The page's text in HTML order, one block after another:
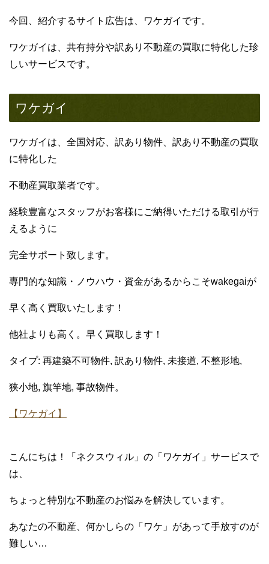
今回、紹介するサイト広告は、ワケガイです。
ワケガイは、共有持分や訳あり不動産の買取に特化した珍
しいサービスです。
ワケガイ
ワケガイは、全国対応、訳あり物件、訳あり不動産の買取
に特化した
不動産買取業者です。
経験豊富なスタッフがお客様にご納得いただける取引が行
えるように
完全サポート致します。
専門的な知識・ノウハウ・資金があるからこそwakegaiが
早く高く買取いたします！
他社よりも高く。早く買取します！
タイプ: 再建築不可物件, 訳あり物件, 未接道, 不整形地,
狭小地, 旗竿地, 事故物件。
【ワケガイ】
こんにちは！「ネクスウィル」の「ワケガイ」サービスで
は、
ちょっと特別な不動産のお悩みを解決しています。
あなたの不動産、何かしらの「ワケ」があって手放すのが
難しい…